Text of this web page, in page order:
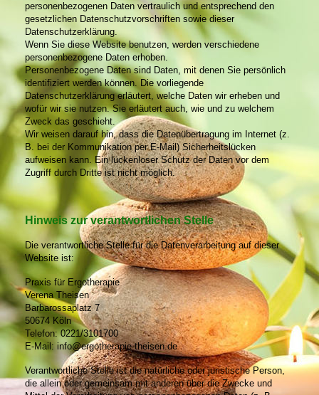
personenbezogenen Daten vertraulich und entsprechend den
gesetzlichen Datenschutzvorschriften sowie dieser
Datenschutzerklärung.
Wenn Sie diese Website benutzen, werden verschiedene
personenbezogene Daten erhoben.
Personenbezogene Daten sind Daten, mit denen Sie persönlich
identifiziert werden können. Die vorliegende
Datenschutzerklärung erläutert, welche Daten wir erheben und
wofür wir sie nutzen. Sie erläutert auch, wie und zu welchem
Zweck das geschieht.
Wir weisen darauf hin, dass die Datenübertragung im Internet (z.
B. bei der Kommunikation per E-Mail) Sicherheitslücken
aufweisen kann. Ein lückenloser Schutz der Daten vor dem
Zugriff durch Dritte ist nicht möglich.
Hinweis zur verantwortlichen Stelle
Die verantwortliche Stelle für die Datenverarbeitung auf dieser
Website ist:
Praxis für Ergotherapie
Verena Theisen
Barbarossaplatz 7
50674 Köln
Telefon: 0221/3101700
E-Mail: info@ergotherapie-theisen.de
Verantwortliche Stelle ist die natürliche oder juristische Person,
die allein oder gemeinsam mit anderen über die Zwecke und